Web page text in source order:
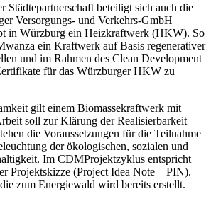
Städtepartnerschaft beteiligt sich auch die
Versorgungs- und Verkehrs-GmbH
in Würzburg ein Heizkraftwerk (HKW). So
ein Kraftwerk auf Basis regenerativer
und im Rahmen des Clean Development
für das Würzburger HKW zu
gilt einem Biomassekraftwerk mit
soll zur Klärung der Realisierbarkeit
die Voraussetzungen für die Teilnahme
der ökologischen, sozialen und
Im CDMProjektzyklus entspricht
Projektskizze (Project Idea Note – PIN).
zum Energiewald wird bereits erstellt.